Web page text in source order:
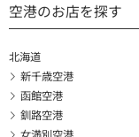
空港のお店を探す
北海道
新千歳空港
函館空港
釧路空港